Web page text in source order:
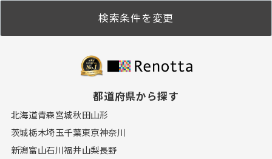
検索条件を変更
都道府県から探す
北海道青森宮城秋田山形
茨城栃木埼玉千葉東京神奈川
新潟富山石川福井山梨長野